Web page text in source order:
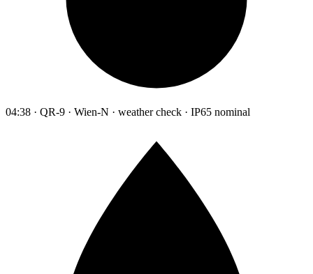
04:38 · QR-9 · Wien-N · weather check · IP65 nominal